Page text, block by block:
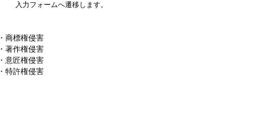
入力フォームへ遷移します。
・商標権侵害
・著作権侵害
・意匠権侵害
・特許権侵害